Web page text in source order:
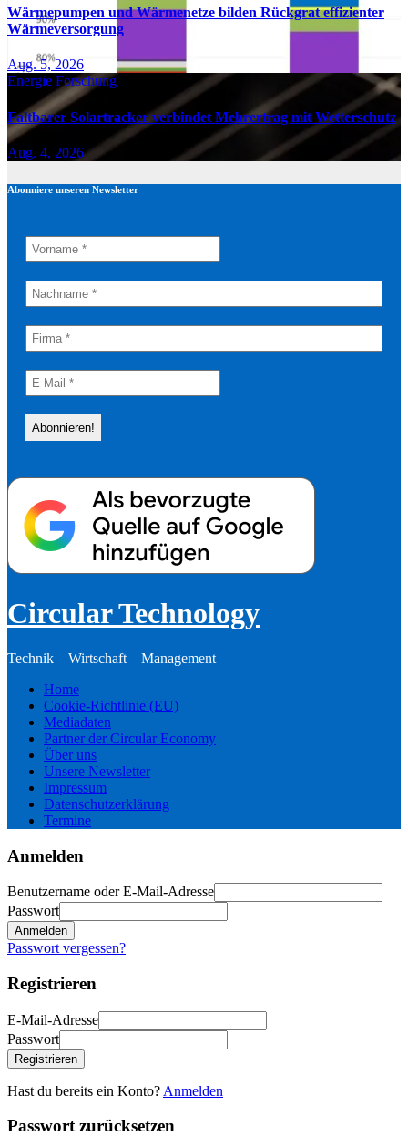
Wärmepumpen und Wärmenetze bilden Rückgrat effizienter
Wärmeversorgung
Aug. 5, 2026
Energie Forschung
Faltbarer Solartracker verbindet Mehrertrag mit Wetterschutz
Aug. 4, 2026
Abonniere unseren Newsletter
Circular Technology
Technik – Wirtschaft – Management
Home
Cookie-Richtlinie (EU)
Mediadaten
Partner der Circular Economy
Über uns
Unsere Newsletter
Impressum
Datenschutzerklärung
Termine
Anmelden
Benutzername oder E-Mail-Adresse
Passwort
Anmelden
Passwort vergessen?
Registrieren
E-Mail-Adresse
Passwort
Registrieren
Hast du bereits ein Konto? Anmelden
Passwort zurücksetzen